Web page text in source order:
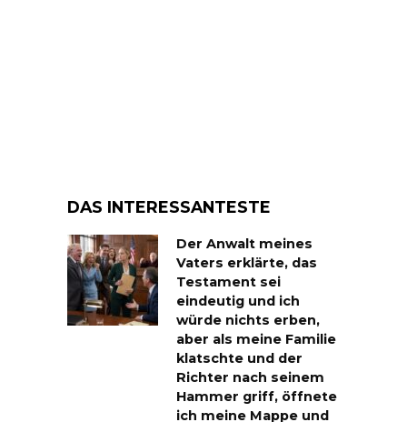
DAS INTERESSANTESTE
Der Anwalt meines
Vaters erklärte, das
Testament sei
eindeutig und ich
würde nichts erben,
aber als meine Familie
klatschte und der
Richter nach seinem
Hammer griff, öffnete
ich meine Mappe und